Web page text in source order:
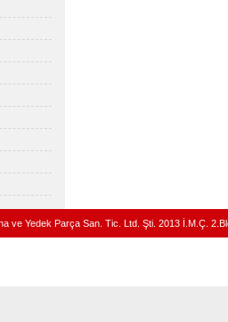
ve Yedek Parça San. Tic. Ltd. Şti. 2013 İ.M.Ç.